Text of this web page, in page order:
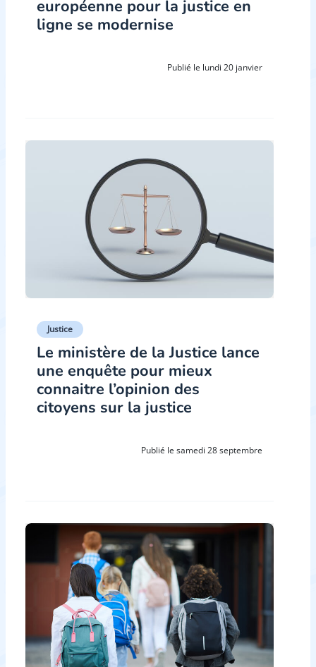
européenne pour la justice en
ligne se modernise
Publié le lundi 20 janvier
Justice
Le ministère de la Justice lance
une enquête pour mieux
connaitre l’opinion des
citoyens sur la justice
Publié le samedi 28 septembre